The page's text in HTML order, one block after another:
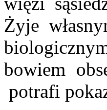
Żyje
bowiem
potrafi